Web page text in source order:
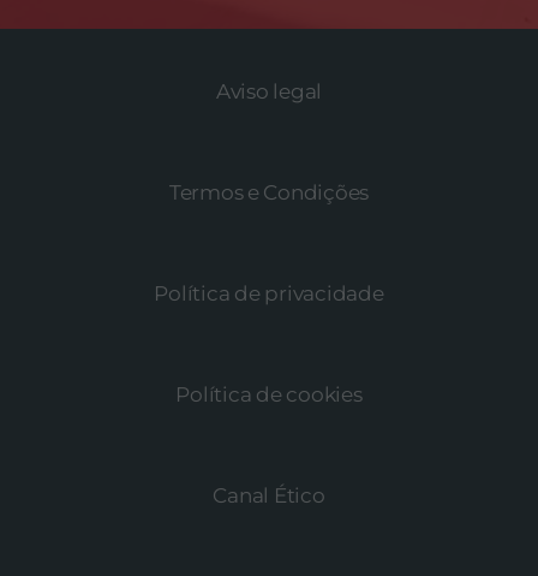
Aviso legal
Termos e Condições
Política de privacidade
Política de cookies
Canal Ético